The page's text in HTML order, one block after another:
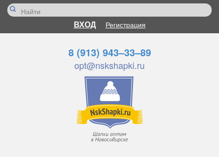
ВХОД Регистрация
8 (913) 943–33–89
opt@nskshapki.ru